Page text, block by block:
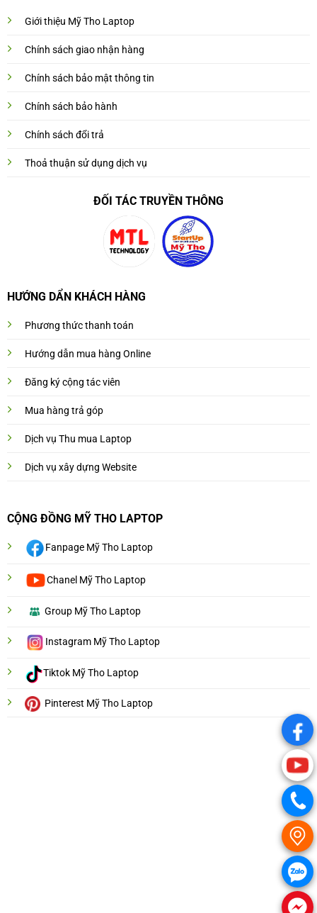
Giới thiệu Mỹ Tho Laptop
Chính sách giao nhận hàng
Chính sách bảo mật thông tin
Chính sách bảo hành
Chính sách đổi trả
Thoả thuận sử dụng dịch vụ
ĐỐI TÁC TRUYỀN THÔNG
HƯỚNG DẨN KHÁCH HÀNG
Phương thức thanh toán
Hướng dẫn mua hàng Online
Đăng ký cộng tác viên
Mua hàng trả góp
Dịch vụ Thu mua Laptop
Dịch vụ xây dựng Website
CỘNG ĐỒNG MỸ THO LAPTOP
Fanpage Mỹ Tho Laptop
Chanel Mỹ Tho Laptop
Group Mỹ Tho Laptop
Instagram Mỹ Tho Laptop
Tiktok Mỹ Tho Laptop
Pinterest Mỹ Tho Laptop
.
.
.
.
.
.